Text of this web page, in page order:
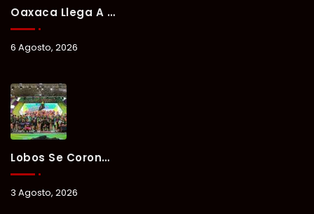
Oaxaca Llega A Chetumal Con El Color, Sabor Y Tradición De La Guelaguetza 2026.
6 Agosto, 2026
Lobos Se Corona Campeón Del Verano Xul-Há 2026 Tras Tres Días De Intensa Competencia.
3 Agosto, 2026